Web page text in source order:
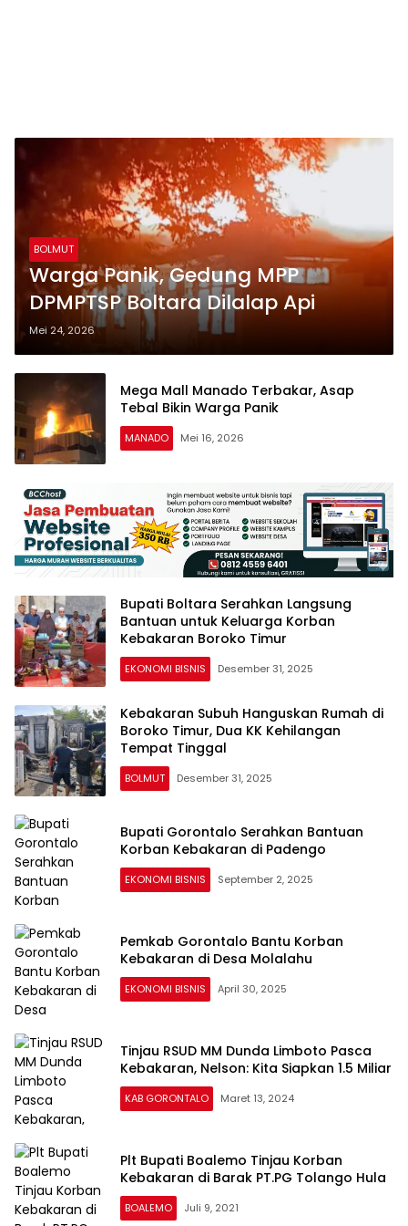
BOLMUT
Warga Panik, Gedung MPP
DPMPTSP Boltara Dilalap Api
Mei 24, 2026
Mega Mall Manado Terbakar, Asap
Tebal Bikin Warga Panik
MANADO Mei 16, 2026
Bupati Boltara Serahkan Langsung
Bantuan untuk Keluarga Korban
Kebakaran Boroko Timur
EKONOMI BISNIS Desember 31, 2025
Kebakaran Subuh Hanguskan Rumah di
Boroko Timur, Dua KK Kehilangan
Tempat Tinggal
BOLMUT Desember 31, 2025
Bupati Gorontalo Serahkan Bantuan
Korban Kebakaran di Padengo
EKONOMI BISNIS September 2, 2025
Pemkab Gorontalo Bantu Korban
Kebakaran di Desa Molalahu
EKONOMI BISNIS April 30, 2025
Tinjau RSUD MM Dunda Limboto Pasca
Kebakaran, Nelson: Kita Siapkan 1.5 Miliar
KAB GORONTALO Maret 13, 2024
Plt Bupati Boalemo Tinjau Korban
Kebakaran di Barak PT.PG Tolango Hula
BOALEMO Juli 9, 2021